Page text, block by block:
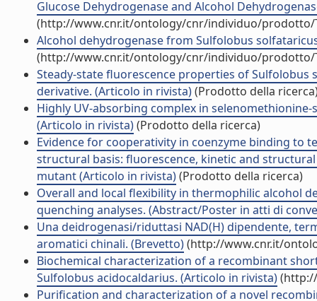
Glucose Dehydrogenase and Alcohol
(http://www.cnr.it/ontology/cnr/individuo/prodotto/
Alcohol dehydrogenase from Sulfolobus
(http://www.cnr.it/ontology/cnr/individuo/prodotto/
Steady-state fluorescence properties of
derivative. (Articolo in rivista)(Prodotto della
Highly UV-absorbing complex in
(Articolo in rivista)(Prodotto della ricerca)
Evidence for cooperativity in coenzyme binding to
structural basis: fluorescence, kinetic and
mutant (Articolo in rivista)(Prodotto della ricerca)
Overall and local flexibility in thermophilic alcohol
quenching analyses. (Abstract/Poster in atti di
Una deidrogenasi/riduttasi NAD(H) dipendente,
aromatici chinali. (Brevetto)(http://www.cnr.it/
Biochemical characterization of a recombinant
Sulfolobus acidocaldarius. (Articolo in rivista)
Purification and characterization of a novel